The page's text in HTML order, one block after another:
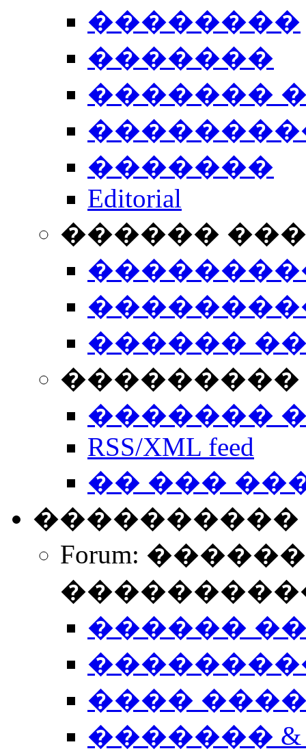
��������
�������
�������
�������
Editorial
������
������
���������
�������
RSS/XML feed
�� ���
����������
Forum:
������
����
�������